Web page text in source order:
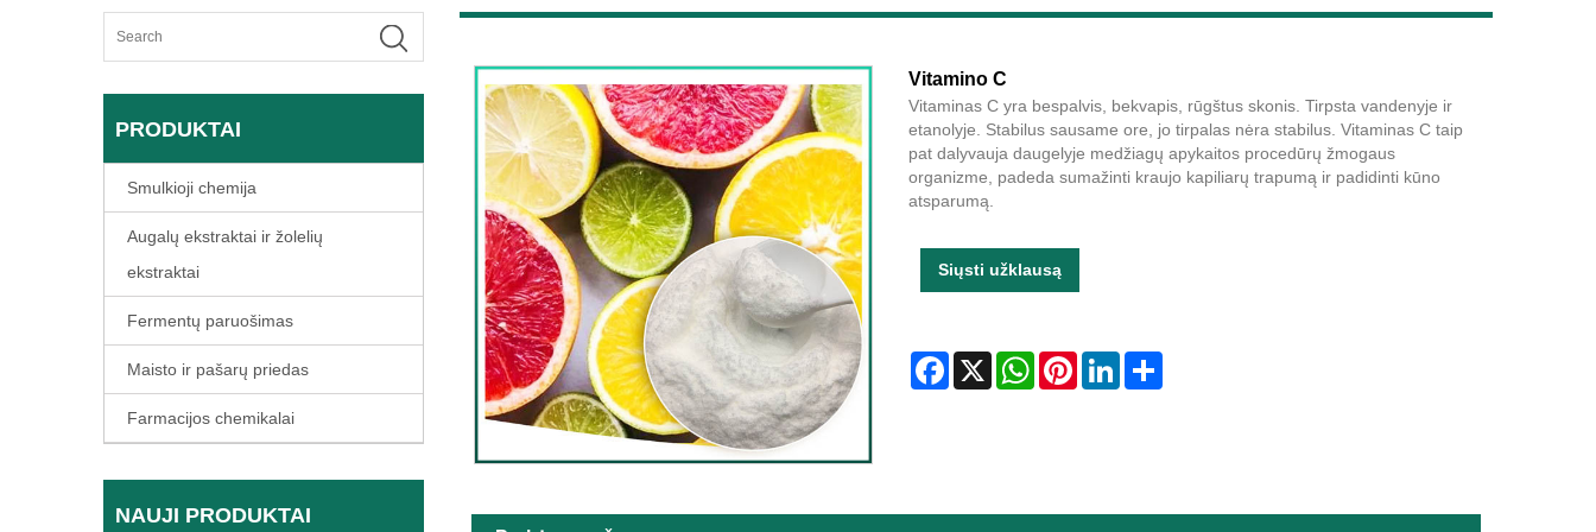
PRODUKTAI
Smulkioji chemija
Augalų ekstraktai ir žolelių
ekstraktai
Fermentų paruošimas
Maisto ir pašarų priedas
Farmacijos chemikalai
NAUJI PRODUKTAI
Vitamino C
Vitaminas C yra bespalvis, bekvapis, rūgštus skonis. Tirpsta vandenyje ir
etanolyje. Stabilus sausame ore, jo tirpalas nėra stabilus. Vitaminas C taip
pat dalyvauja daugelyje medžiagų apykaitos procedūrų žmogaus
organizme, padeda sumažinti kraujo kapiliarų trapumą ir padidinti kūno
atsparumą.
Siųsti užklausą
Facebook
X WhatsAppPinterestLinkedInShare